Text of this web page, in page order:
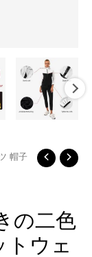
帽子
の二色
トウェ